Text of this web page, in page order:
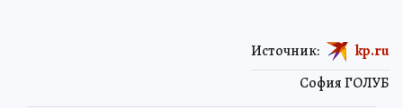
София ГОЛУБ
Источник: kp.ru